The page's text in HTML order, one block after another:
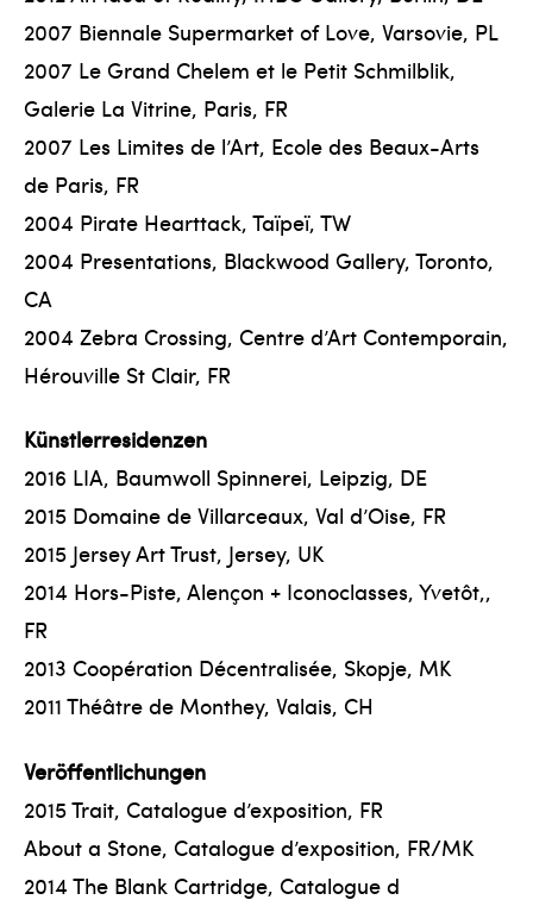
2007 Biennale Supermarket of Love, Varsovie, PL
2007 Le Grand Chelem et le Petit Schmilblik,
Galerie La Vitrine, Paris, FR
2007 Les Limites de l’Art, Ecole des Beaux-Arts
de Paris, FR
2004 Pirate Hearttack, Taïpeï, TW
2004 Presentations, Blackwood Gallery, Toronto,
CA
2004 Zebra Crossing, Centre d’Art Contemporain,
Hérouville St Clair, FR
Künstlerresidenzen
2016 LIA, Baumwoll Spinnerei, Leipzig, DE
2015 Domaine de Villarceaux, Val d’Oise, FR
2015 Jersey Art Trust, Jersey, UK
2014 Hors-Piste, Alençon + Iconoclasses, Yvetôt,,
FR
2013 Coopération Décentralisée, Skopje, MK
2011 Théâtre de Monthey, Valais, CH
Veröffentlichungen
2015 Trait, Catalogue d’exposition, FR
About a Stone, Catalogue d’exposition, FR/MK
2014 The Blank Cartridge, Catalogue d